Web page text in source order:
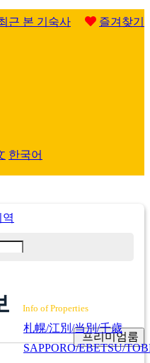
근 본 기숙사 즐겨찾기
한국어
역
札幌/江別/当別/千歳
SAPPORO/EBETSU/
Info of Properties
프리미엄룸